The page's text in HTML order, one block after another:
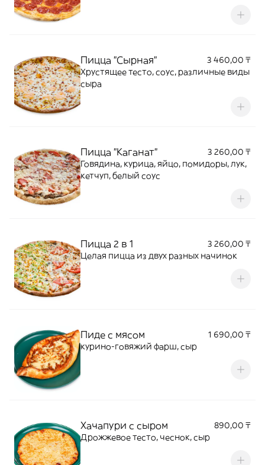
Пицца "Сырная"
3 460,00 ₸
Хрустящее тесто, соус, различные виды
сыра
Пицца "Каганат"
3 260,00 ₸
Говядина, курица, яйцо, помидоры, лук,
кетчуп, белый соус
Пицца 2 в 1
3 260,00 ₸
Целая пицца из двух разных начинок
Пиде с мясом
1 690,00 ₸
курино-говяжий фарш, сыр
Хачапури с сыром
890,00 ₸
Дрожжевое тесто, чеснок, сыр